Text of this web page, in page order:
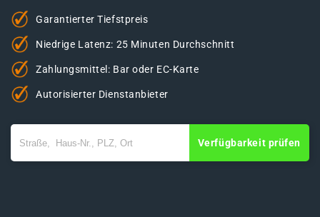
Garantierter Tiefstpreis
Niedrige Latenz: 25 Minuten Durchschnitt
Zahlungsmittel: Bar oder EC-Karte
Autorisierter Dienstanbieter
Verfügbarkeit prüfen